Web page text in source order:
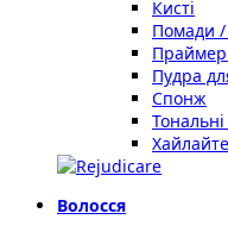
Кисті
Помади /
Пудра
Спонж
Волосся